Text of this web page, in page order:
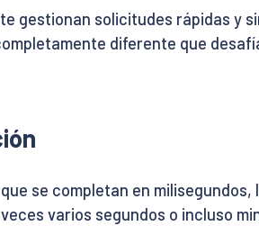
gestionan solicitudes rápidas y
diferente que
se completan en
varios segundos o incluso